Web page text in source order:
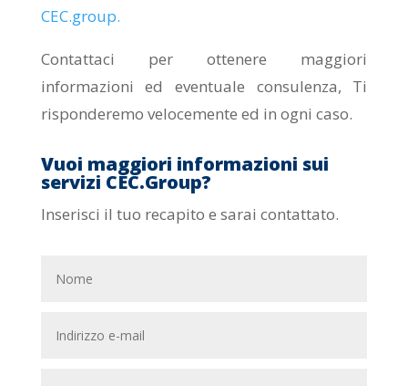
CEC.group.
Contattaci per ottenere maggiori
informazioni ed eventuale consulenza, Ti
risponderemo velocemente ed in ogni caso.
Vuoi maggiori informazioni sui
servizi CEC.Group?
Inserisci il tuo recapito e sarai contattato.